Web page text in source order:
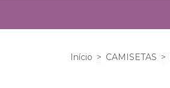
Início > CAMISETAS >